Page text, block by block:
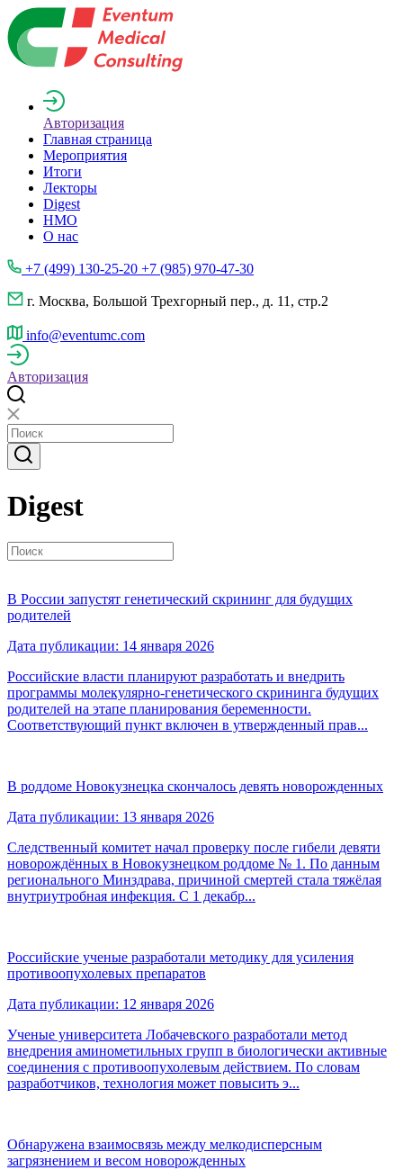
Авторизация
Главная страница
Мероприятия
Итоги
Лекторы
Digest
НМО
О нас
+7 (499) 130-25-20 +7 (985) 970-47-30
г. Москва, Большой Трехгорный пер., д. 11, стр.2
info@eventumc.com
Авторизация
Digest
В России запустят генетический скрининг для будущих
родителей
Дата публикации: 14 января 2026
Российские власти планируют разработать и внедрить
программы молекулярно-генетического скрининга будущих
родителей на этапе планирования беременности.
Соответствующий пункт включен в утвержденный прав...
В роддоме Новокузнецка скончалось девять новорожденных
Дата публикации: 13 января 2026
Следственный комитет начал проверку после гибели девяти
новорождённых в Новокузнецком роддоме № 1. По данным
регионального Минздрава, причиной смертей стала тяжёлая
внутриутробная инфекция. С 1 декабр...
Российские ученые разработали методику для усиления
противоопухолевых препаратов
Дата публикации: 12 января 2026
Ученые университета Лобачевского разработали метод
внедрения аминометильных групп в биологически активные
соединения с противоопухолевым действием. По словам
разработчиков, технология может повысить э...
Обнаружена взаимосвязь между мелкодисперсным
загрязнением и весом новорожденных